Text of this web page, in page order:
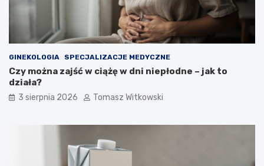
GINEKOLOGIA SPECJALIZACJE MEDYCZNE
Czy można zajść w ciążę w dni niepłodne – jak to
działa?
3 sierpnia 2026 Tomasz Witkowski